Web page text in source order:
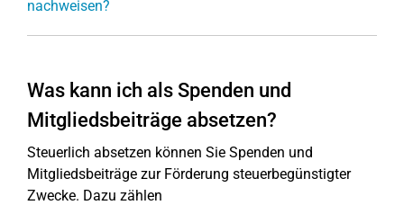
nachweisen?
Was kann ich als Spenden und
Mitgliedsbeiträge absetzen?
Steuerlich absetzen können Sie Spenden und
Mitgliedsbeiträge zur Förderung steuerbegünstigter
Zwecke. Dazu zählen